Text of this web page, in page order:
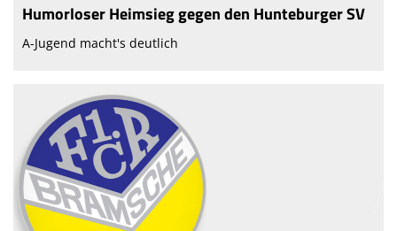
Humorloser Heimsieg gegen den Hunteburger SV
A-Jugend macht's deutlich